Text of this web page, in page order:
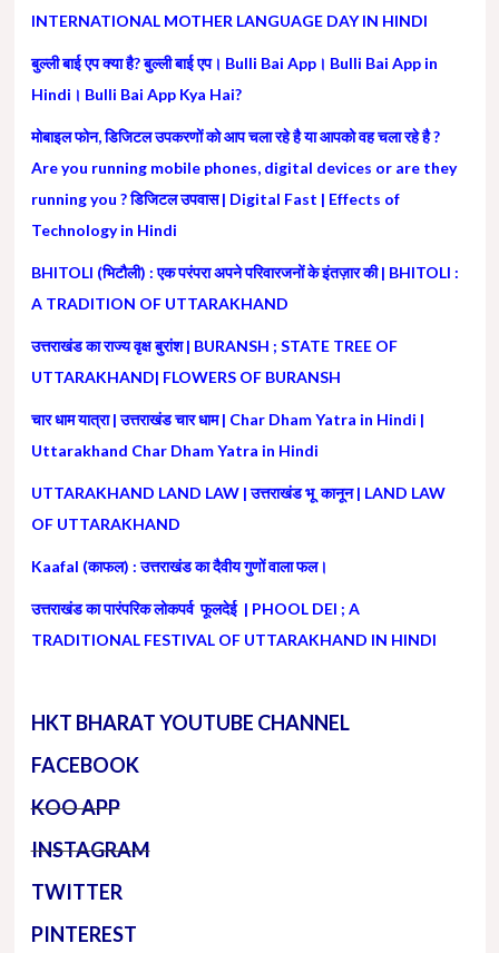
INTERNATIONAL MOTHER LANGUAGE DAY IN HINDI
बुल्ली बाई एप क्या है? बुल्ली बाई एप। Bulli Bai App। Bulli Bai App in
Hindi। Bulli Bai App Kya Hai?
मोबाइल फोन, डिजिटल उपकरणों को आप चला रहे है या आपको वह चला रहे है ?
Are you running mobile phones, digital devices or are they
running you ? डिजिटल उपवास | Digital Fast | Effects of
Technology in Hindi
BHITOLI (भिटौली) : एक परंपरा अपने परिवारजनों के इंतज़ार की | BHITOLI :
A TRADITION OF UTTARAKHAND
उत्तराखंड का राज्य वृक्ष बुरांश | BURANSH ; STATE TREE OF
UTTARAKHAND| FLOWERS OF BURANSH
चार धाम यात्रा | उत्तराखंड चार धाम | Char Dham Yatra in Hindi |
Uttarakhand Char Dham Yatra in Hindi
UTTARAKHAND LAND LAW | उत्तराखंड भू कानून | LAND LAW
OF UTTARAKHAND
Kaafal (काफल) : उत्तराखंड का दैवीय गुणों वाला फल।
उत्तराखंड का पारंपरिक लोकपर्व फूलदेई | PHOOL DEI ; A
TRADITIONAL FESTIVAL OF UTTARAKHAND IN HINDI
HKT BHARAT YOUTUBE CHANNEL
FACEBOOK
KOO APP
INSTAGRAM
TWITTER
PINTEREST